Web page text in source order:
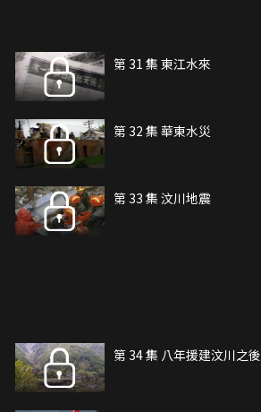
第 31 集 東江水來
第 32 集 華東水災
第 33 集 汶川地震
第 34 集 八年援建汶川之後